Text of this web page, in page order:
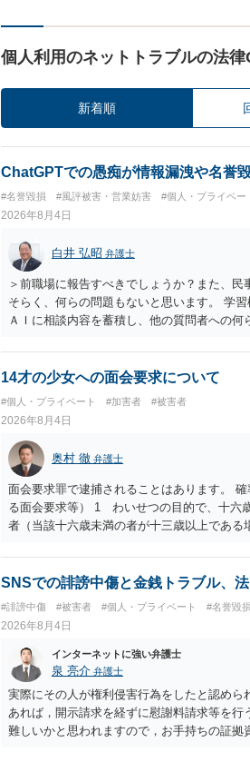
個人利用のネットトラブルの法律
新着順
ChatGPTでの愚痴が情報漏洩や名誉
#名誉毀損 #風評被害・営業妨害 #個人・プライベー
2026年8月4日
白井 弘昭 弁護士
＞前職場に報告すべきでしょうか？また、
そらく、何らの問題もないと思います。 学
ＡＩに相談内容を蓄積し、他の質問者への
ので、その情報自体が、秘密情報に当たる
中傷の不特定多数への公開に当たるとも思
して書き込んだとしても）、相談者さんが
参考まで。
14才の少女への面会要求について
#個人・プライベート #加害者 #被害者
2026年8月4日
奥村 徹 弁護士
面会要求罪で逮捕されることはあります。
る面会要求等） 1 わいせつの目的で、十六
者（当該十六歳未満の者が十三歳以上であ
又は誘惑して面会を要求すること。 二 拒
金銭その他の利益を供与し、又はその申込み
罰金に処する。
SNSでの誹謗中傷と金銭トラブル、
#誹謗中傷 #被害者 #個人・プライベート #名誉毀損
2026年8月4日
インターネットに強い弁護士
泉 亮介 弁護士
実際にその人が権利侵害行為をしたと認め
あれば，開示請求を経ずに慰謝料請求等を
難しいかと思われますので，お手持ちの証